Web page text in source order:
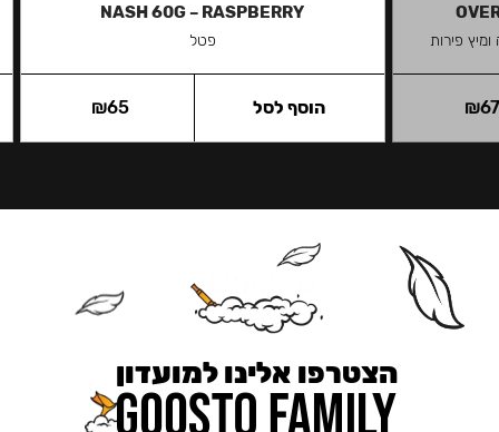
פירות
₪
NASH 60G – RASPBERRY
פטל
₪65 הוסף לסל
הצטרפו אלינו למועדון